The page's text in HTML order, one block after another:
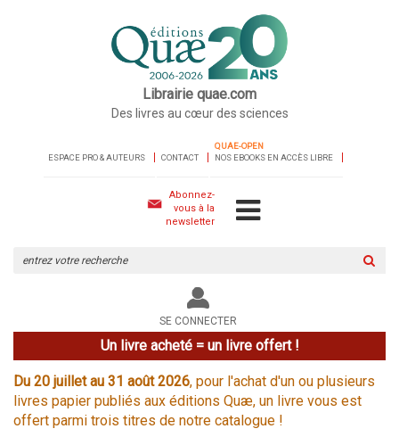
Librairie quae.com
Des livres au cœur des sciences
ESPACE PRO & AUTEURS CONTACT
QUAE-OPEN
NOS EBOOKS EN ACCÈS LIBRE
Abonnez-
vous à la
newsletter
le
site
SE CONNECTER
Un livre acheté = un livre offert !
Du 20 juillet au 31 août 2026, pour l'achat d'un ou plusieurs
livres papier publiés aux éditions Quæ, un livre vous est
offert parmi trois titres de notre catalogue !